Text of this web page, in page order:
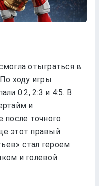
отыграться в
ходу игры
0:2, 2:3 и 4:5. В
и
после точного
этот правый
стал героем
и голевой